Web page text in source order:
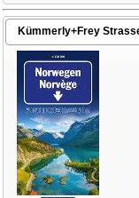
Kümmerly+Frey